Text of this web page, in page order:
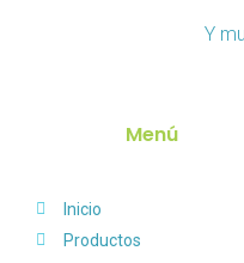
Y
Menú
Inicio
Productos